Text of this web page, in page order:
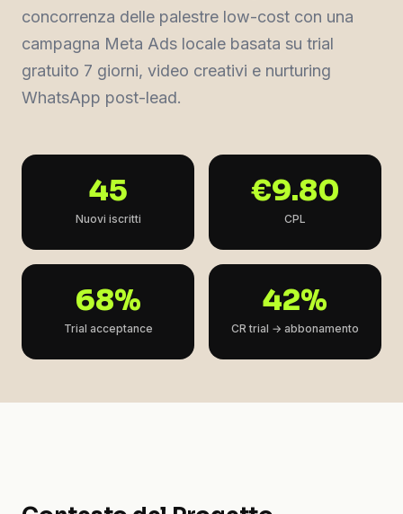
concorrenza delle palestre low-cost con una
campagna Meta Ads locale basata su trial
gratuito 7 giorni, video creativi e nurturing
WhatsApp post-lead.
45
Nuovi iscritti
€9.80
CPL
68%
Trial acceptance
42%
CR trial → abbonamento